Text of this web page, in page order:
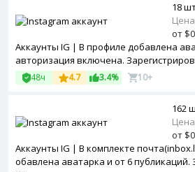
Аккаунты IG | В профиле добавлена
авторизация включена.
48ч 4.7 3.4% 10+
18
от
Аккаунты IG | В комплекте
обавлена аватарка и от 6 публикаций.
162
от